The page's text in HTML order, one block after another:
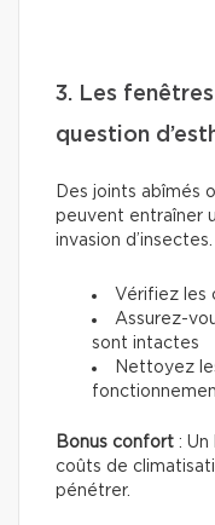
3. Les
question
Des joints abîmés
peuvent entraîner
invasion d’insectes.
Vérifiez les
Assurez-
sont intactes
Nettoyez
Bonus confort :
coûts de
pénétrer.